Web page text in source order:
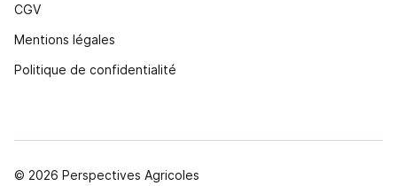
CGV
Mentions légales
Politique de confidentialité
© 2026 Perspectives Agricoles